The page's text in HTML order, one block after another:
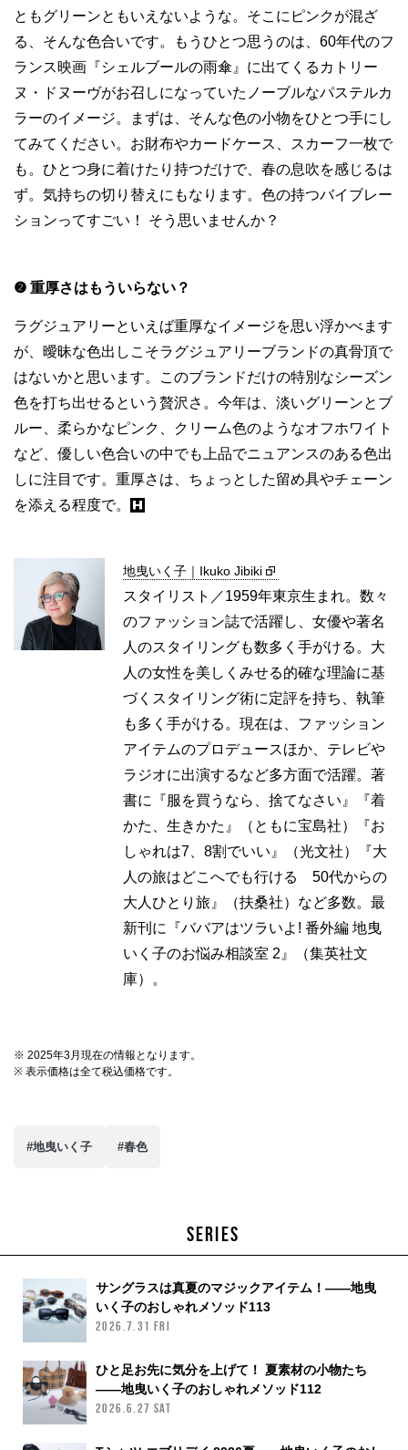
ともグリーンともいえないような。そこにピンクが混ざ
る、そんな色合いです。もうひとつ思うのは、60年代のフ
ランス映画『シェルブールの雨傘』に出てくるカトリー
ヌ・ドヌーヴがお召しになっていたノーブルなパステルカ
ラーのイメージ。まずは、そんな色の小物をひとつ手にし
てみてください。お財布やカードケース、スカーフ一枚で
も。ひとつ身に着けたり持つだけで、春の息吹を感じるは
ず。気持ちの切り替えにもなります。色の持つバイブレー
ションってすごい！ そう思いませんか？
❷ 重厚さはもういらない？
ラグジュアリーといえば重厚なイメージを思い浮かべます
が、曖昧な色出しこそラグジュアリーブランドの真骨頂で
はないかと思います。このブランドだけの特別なシーズン
色を打ち出せるという贅沢さ。今年は、淡いグリーンとブ
ルー、柔らかなピンク、クリーム色のようなオフホワイト
など、優しい色合いの中でも上品でニュアンスのある色出
しに注目です。重厚さは、ちょっとした留め具やチェーン
を添える程度で。
地曳いく子｜Ikuko Jibiki
スタイリスト／1959年東京生まれ。数々
のファッション誌で活躍し、女優や著名
人のスタイリングも数多く手がける。大
人の女性を美しくみせる的確な理論に基
づくスタイリング術に定評を持ち、執筆
も多く手がける。現在は、ファッション
アイテムのプロデュースほか、テレビや
ラジオに出演するなど多方面で活躍。著
書に『服を買うなら、捨てなさい』『着
かた、生きかた』（ともに宝島社）『お
しゃれは7、8割でいい』（光文社）『大
人の旅はどこへでも行ける 50代からの
大人ひとり旅』（扶桑社）など多数。最
新刊に『ババアはツラいよ! 番外編 地曳
いく子のお悩み相談室 2』（集英社文
庫）。
※ 2025年3月現在の情報となります。
※ 表示価格は全て税込価格です。
#地曳いく子 #春色
SERIES
サングラスは真夏のマジックアイテム！——地曳
いく子のおしゃれメソッド113
2026.7.31 FRI
ひと足お先に気分を上げて！ 夏素材の小物たち
——地曳いく子のおしゃれメソッド112
2026.6.27 SAT